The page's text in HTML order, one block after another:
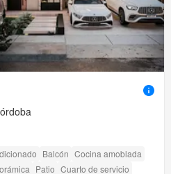
Balcón Cocina amoblada
Patio Cuarto de servicio